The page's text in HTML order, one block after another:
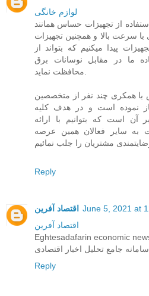
لوازم خانگی
از تجهیزات حساس همانند
با سرعت بالا و همچنین تجهیزات
پیدا میکنیم که بتواند از
ما در مقابل نوسانات برق
با همکری چند نفر از متخصصین
نموده است و در هدف کلیه
آن است که بتوانیم با ارائه
به سایر فعالان همین عرصه
Reply
اقتصاد آفرین
June 5, 2021 at
اقتصاد آفرین
Eghtesadafarin economic
جامع تحلیل اخبار اقتصادی
Reply